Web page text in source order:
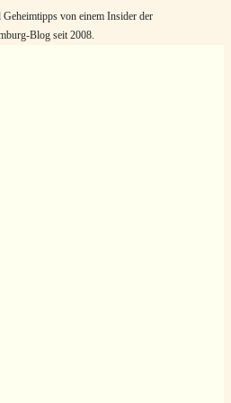
von einem Insider der
Blog seit 2008.